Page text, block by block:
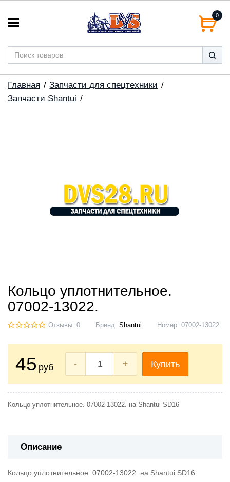
0
Главная
Запчасти для спецтехники
Запчасти Shantui
Кольцо уплотнительное.
07002-13022.
Отзывы: 0 Бренд: Shantui Номер: 07002-13022
45 руб - + Купить
Кольцо уплотнительное. 07002-13022. на Shantui SD16
Описание
Кольцо уплотнительное. 07002-13022. на Shantui SD16